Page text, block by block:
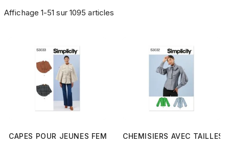
Affichage 1-51 sur 1095 articles
CAPES POUR JEUNES FEMMESCHEMISIERS AVEC TAILLES